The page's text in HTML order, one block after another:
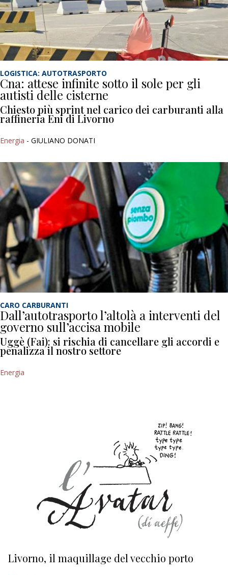
LOGISTICA: AUTOTRASPORTO
Cna: attese infinite sotto il sole per gli
autisti delle cisterne
Chiesto più sprint nel carico dei carburanti alla
raffineria Eni di Livorno
Energia - GIULIANO DONATI
CARO CARBURANTI
Dall’autotrasporto l’altolà a interventi del
governo sull’accisa mobile
Uggè (Fai): si rischia di cancellare gli accordi e
penalizza il nostro settore
Energia
Livorno, il maquillage del vecchio porto